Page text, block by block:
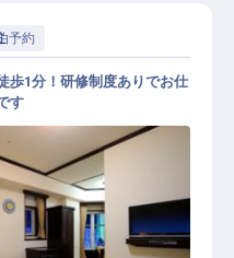
予約
歩1分！研修制度ありでお仕
す